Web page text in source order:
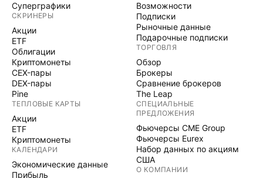
Суперграфики
СКРИНЕРЫ
Акции
ETF
Облигации
Криптомонеты
CEX-пары
DEX-пары
Pine
ТЕПЛОВЫЕ КАРТЫ
Акции
ETF
Криптомонеты
КАЛЕНДАРИ
Экономические данные
Прибыль
Возможности
Подписки
Рыночные данные
Подарочные подписки
ТОРГОВЛЯ
Обзор
Брокеры
Сравнение брокеров
The Leap
СПЕЦИАЛЬНЫЕ
ПРЕДЛОЖЕНИЯ
Фьючерсы CME Group
Фьючерсы Eurex
Набор данных по акциям
США
О КОМПАНИИ